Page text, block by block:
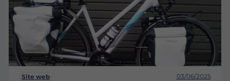
Site web 03/06/2025